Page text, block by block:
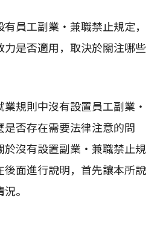
員工副業・兼職禁止規定，
是否適用，取決於關注哪些
規則中沒有設置員工副業・
否存在需要法律注意的問
沒有設置副業・兼職禁止規
後面進行說明，首先讓本所說
。